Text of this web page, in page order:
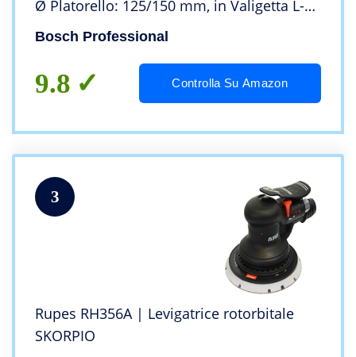
Ø Platorello: 125/150 mm, in Valigetta L-
BOXX, 400 W
Bosch Professional
9.8 Controlla Su Amazon
3
Rupes RH356A | Levigatrice rotorbitale
SKORPIO